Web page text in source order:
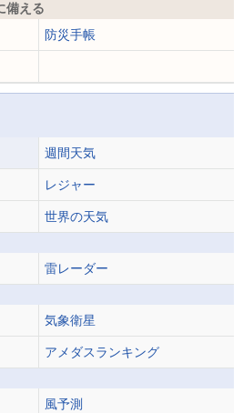
備える
防災手帳
週間天気
レジャー
世界の天気
雷レーダー
気象衛星
アメダスランキング
風予測